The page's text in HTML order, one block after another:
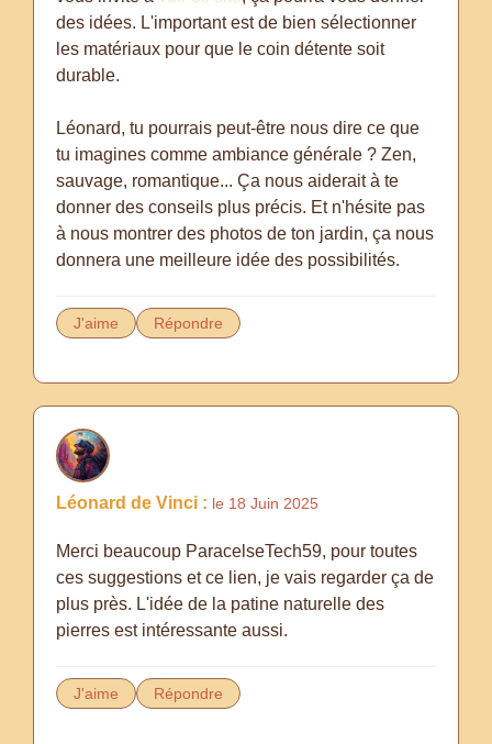
des idées. L'important est de bien sélectionner
les matériaux pour que le coin détente soit
durable.
Léonard, tu pourrais peut-être nous dire ce que
tu imagines comme ambiance générale ? Zen,
sauvage, romantique... Ça nous aiderait à te
donner des conseils plus précis. Et n'hésite pas
à nous montrer des photos de ton jardin, ça nous
donnera une meilleure idée des possibilités.
J'aime Répondre
Léonard de Vinci : le 18 Juin 2025
Merci beaucoup ParacelseTech59, pour toutes
ces suggestions et ce lien, je vais regarder ça de
plus près. L'idée de la patine naturelle des
pierres est intéressante aussi.
J'aime Répondre